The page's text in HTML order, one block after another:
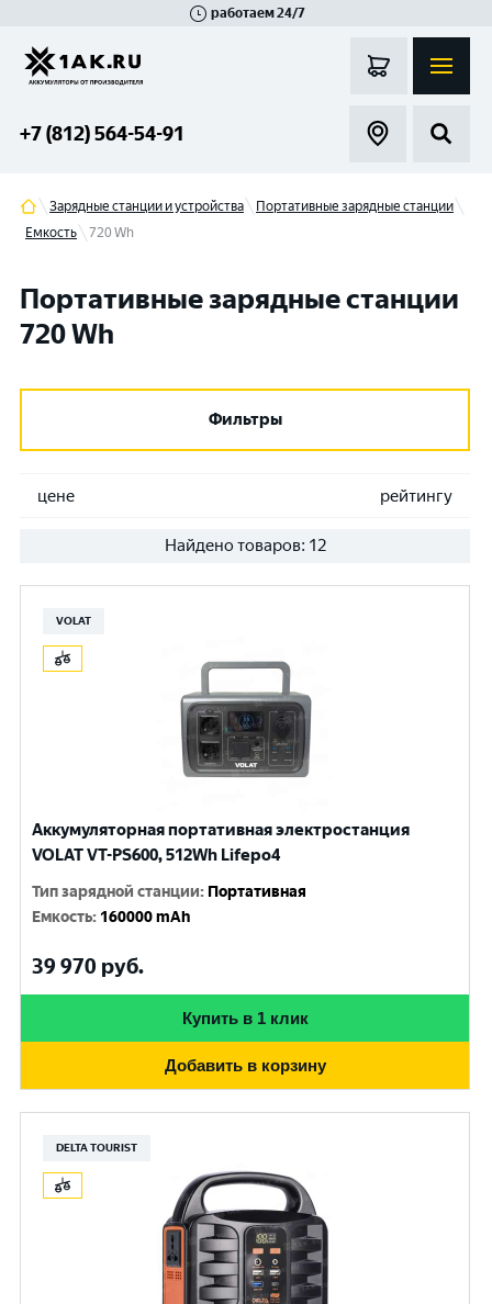
работаем 24/7
+7 (812) 564-54-91
Зарядные станции и устройства
Портативные зарядные станции
Емкость
720 Wh
Портативные зарядные станции
720 Wh
Фильтры
цене рейтингу
Найдено товаров: 12
VOLAT
Аккумуляторная портативная электростанция
VOLAT VT-PS600, 512Wh Lifepo4
Тип зарядной станции: Портативная
Емкость: 160000 mAh
39 970 руб.
Купить в 1 клик
Добавить в корзину
DELTA TOURIST
Гатчина